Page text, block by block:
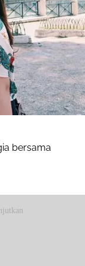
bersama